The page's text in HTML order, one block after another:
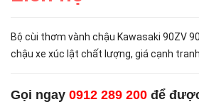
Bộ cùi thơm vành chậu Kawasaki 90ZV
chậu xe xúc lật chất lượng, giá cạnh tranh
Gọi ngay 0912 289 200 để